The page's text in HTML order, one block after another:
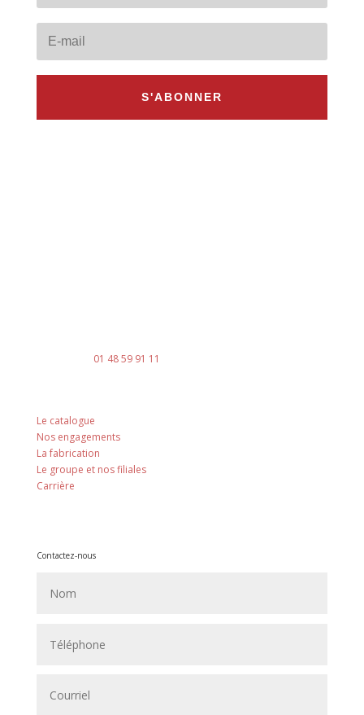
S'ABONNER
01 48 59 91 11
Le catalogue
Nos engagements
La fabrication
Le groupe et nos filiales
Carrière
Contactez-nous